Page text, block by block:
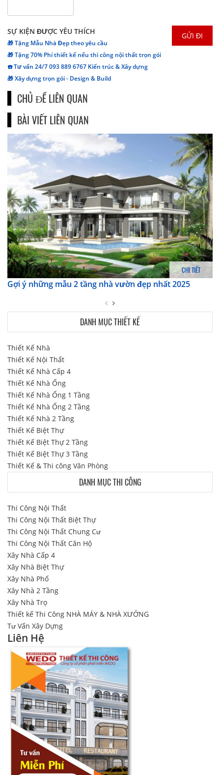
SỰ KIỆN ĐƯỢC YÊU THÍCH
🎁 Tặng Mẫu Nhà Đẹp theo yêu cầu
🎁 Tặng 70% Phí thiết kế nếu thi công nội thất trọn gói
☎️ Tư vấn 24/7 093 889 6767 Kiến trúc & Xây dựng
🎁 Xây dựng trọn gói - Design & Build
CHỦ ĐỀ LIÊN QUAN
BÀI VIẾT LIÊN QUAN
CHI TIẾT
Gợi ý những mẫu 2 tầng nhà vườn đẹp nhất 2025
DANH MỤC THIẾT KẾ
Thiết Kế Nhà
Thiết Kế Nội Thất
Thiết Kế Nhà Cấp 4
Thiết Kế Nhà Ống
Thiết Kế Nhà Ống 1 Tầng
Thiết Kế Nhà Ống 2 Tầng
Thiết Kế Nhà 2 Tầng
Thiết Kế Biệt Thự
Thiết Kế Biệt Thự 2 Tầng
Thiết Kế Biệt Thự 3 Tầng
Thiết Kế & Thi công Văn Phòng
DANH MỤC THI CÔNG
Thi Công Nội Thất
Thi Công Nội Thất Biệt Thự
Thi Công Nội Thất Chung Cư
Thi Công Nội Thất Căn Hộ
Xây Nhà Cấp 4
Xây Nhà Biệt Thự
Xây Nhà Phố
Xây Nhà 2 Tầng
Xây Nhà Trọ
Thiết kế Thi Công NHÀ MÁY & NHÀ XƯỞNG
Tư Vấn Xây Dựng
Liên Hệ